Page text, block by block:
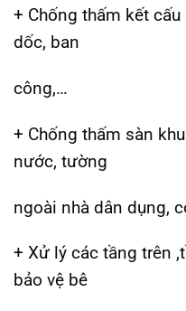
+ Chống thấm kết
dốc, ban
công,…
+ Chống thấm sàn
nước, tường
ngoài nhà dân dụng,
+ Xử lý các tầng trên
bảo vệ bê